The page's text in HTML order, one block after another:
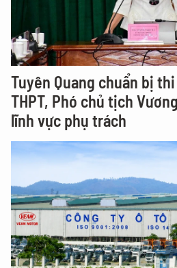
Tuyên Quang chuẩn bị
THPT, Phó chủ tịch
lĩnh vực phụ trách